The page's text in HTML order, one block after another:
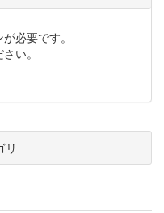
必要です。
い。
リ